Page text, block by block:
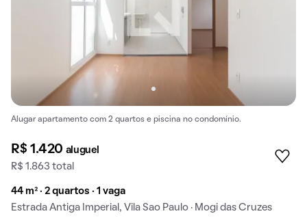
Alugar apartamento com 2 quartos e piscina no condomínio.
R$ 1.420 aluguel
R$ 1.863 total
44 m² · 2 quartos · 1 vaga
Estrada Antiga Imperial, Vila Sao Paulo · Mogi das Cruzes